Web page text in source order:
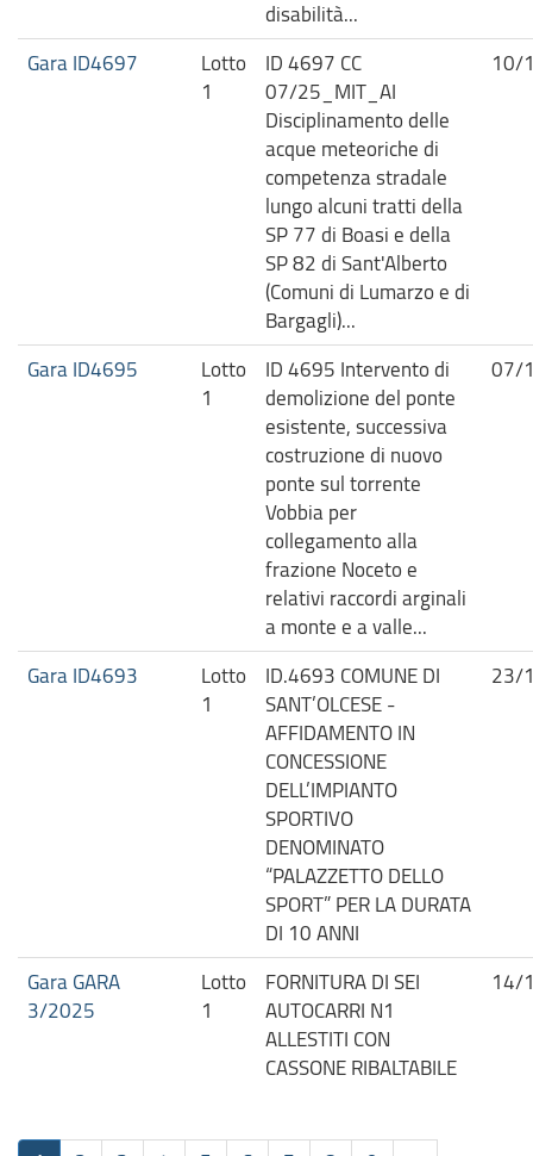
disabilità...
Gara ID4697
Lotto
1
ID 4697 CC
07/25_MIT_AI
Disciplinamento delle
acque meteoriche di
competenza stradale
lungo alcuni tratti della
SP 77 di Boasi e della
SP 82 di Sant'Alberto
(Comuni di Lumarzo e di
Bargagli)...
10/
Gara ID4695
Lotto
1
ID 4695 Intervento di
demolizione del ponte
esistente, successiva
costruzione di nuovo
ponte sul torrente
Vobbia per
collegamento alla
frazione Noceto e
relativi raccordi arginali
a monte e a valle...
07/
Gara ID4693
Lotto
1
ID.4693 COMUNE DI
SANT’OLCESE -
AFFIDAMENTO IN
CONCESSIONE
DELL’IMPIANTO
SPORTIVO
DENOMINATO
“PALAZZETTO DELLO
SPORT” PER LA DURATA
DI 10 ANNI
23/
Gara GARA
3/2025
Lotto
1
FORNITURA DI SEI
AUTOCARRI N1
ALLESTITI CON
CASSONE RIBALTABILE
14/